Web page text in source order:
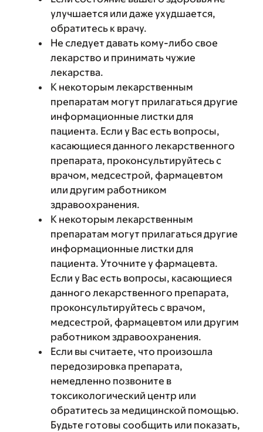
улучшается или даже ухудшается,
обратитесь к врачу.
Не следует давать кому-либо свое
лекарство и принимать чужие
лекарства.
К некоторым лекарственным
препаратам могут прилагаться другие
информационные листки для
пациента. Если у Вас есть вопросы,
касающиеся данного лекарственного
препарата, проконсультируйтесь с
врачом, медсестрой, фармацевтом
или другим работником
здравоохранения.
К некоторым лекарственным
препаратам могут прилагаться другие
информационные листки для
пациента. Уточните у фармацевта.
Если у Вас есть вопросы, касающиеся
данного лекарственного препарата,
проконсультируйтесь с врачом,
медсестрой, фармацевтом или другим
работником здравоохранения.
Если вы считаете, что произошла
передозировка препарата,
немедленно позвоните в
токсикологический центр или
обратитесь за медицинской помощью.
Будьте готовы сообщить или показать,